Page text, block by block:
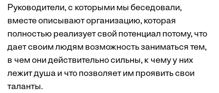
Руководители, с которыми мы беседовали,
вместе описывают организацию, которая
полностью реализует свой потенциал потому, что
дает своим людям возможность заниматься тем,
в чем они действительно сильны, к чему у них
лежит душа и что позволяет им проявить свои
таланты.